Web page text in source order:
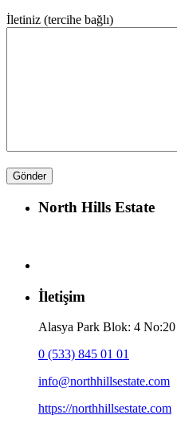
İletiniz (tercihe bağlı)
North Hills Estate
İletişim
Alasya Park Blok: 4 No:20
0 (533) 845 01 01
info@northhillsestate.com
https://northhillsestate.com